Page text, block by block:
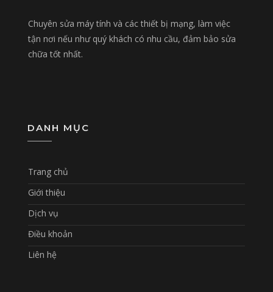
Chuyên sửa máy tính và các thiết bị mạng, làm việc
tận nơi nếu như quý khách có nhu cầu, đảm bảo sửa
chữa tốt nhất.
DANH MỤC
Trang chủ
Giới thiệu
Dịch vụ
Điều khoản
Liên hệ